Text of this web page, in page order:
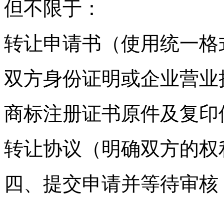
但不限于：
转让申请书（使用统一格
双方身份证明或企业营
商标注册证书原件及复印
转让协议（明确双方的
四、提交申请并等待审核